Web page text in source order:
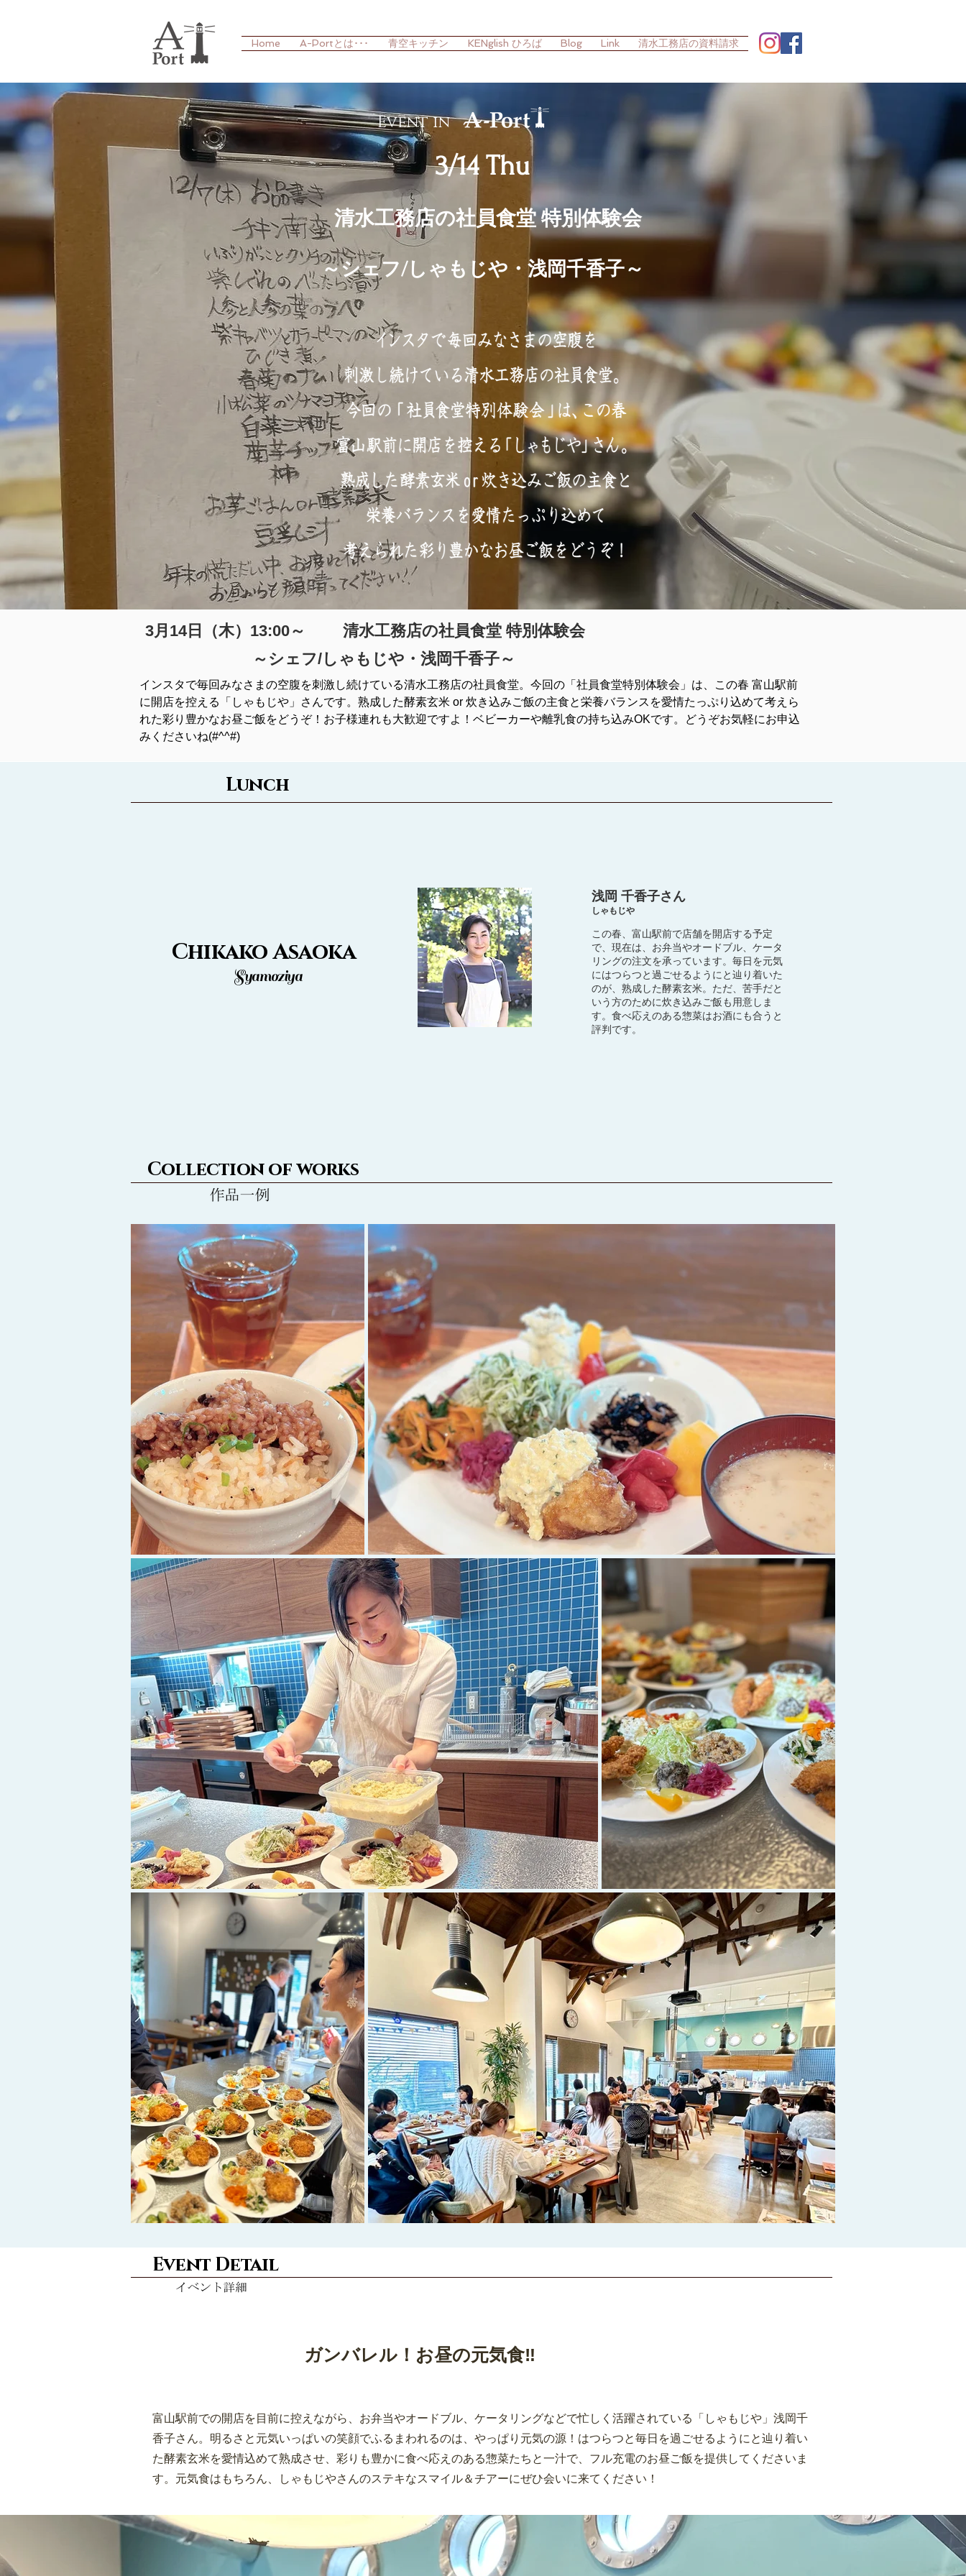
Home A-Portとは･･･ 青空キッチン KENglish ひろば Blog Link 清水工務店の資料請求
Event in
3/14 Thu
清水工務店の社員食堂 特別体験会
～シェフ/しゃもじや・浅岡千香子～
3月14日（木）13:00～
清水工務店の社員食堂 特別体験会
～シェフ/しゃもじや・浅岡千香子～
インスタで毎回みなさまの空腹を刺激し続けている清水工務店の社員食堂。今回の「社員食堂特別体験会」は、この春 富山駅前
に開店を控える「しゃもじや」さんです。熟成した酵素玄米 or 炊き込みご飯の主食と栄養バランスを愛情たっぷり込めて考えら
れた彩り豊かなお昼ご飯をどうぞ！お子様連れも大歓迎ですよ！ベビーカーや離乳食の持ち込みOKです。どうぞお気軽にお申込
みくださいね(#^^#)
Lunch
Chikako Asaoka
Syamoziya
浅岡 千香子さん
しゃもじや
この春、富山駅前で店舗を開店する予定
で、現在は、お弁当やオードブル、ケータ
リングの注文を承っています。毎日を元気
にはつらつと過ごせるようにと辿り着いた
のが、熟成した酵素玄米。ただ、苦手だと
いう方のために炊き込みご飯も用意しま
す。食べ応えのある惣菜はお酒にも合うと
評判です。
Collection of works
Event Detail
ガンバレル！お昼の元気食‼
富山駅前での開店を目前に控えながら、お弁当やオードブル、ケータリングなどで忙しく活躍されている「しゃもじや」浅岡千
香子さん。明るさと元気いっぱいの笑顔でふるまわれるのは、やっぱり元気の源！はつらつと毎日を過ごせるようにと辿り着い
た酵素玄米を愛情込めて熟成させ、彩りも豊かに食べ応えのある惣菜たちと一汁で、フル充電のお昼ご飯を提供してくださいま
す。元気食はもちろん、しゃもじやさんのステキなスマイル＆チアーにぜひ会いに来てください！